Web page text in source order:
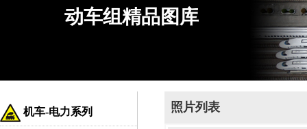
动车组精品图库
机车-电力系列 照片列表